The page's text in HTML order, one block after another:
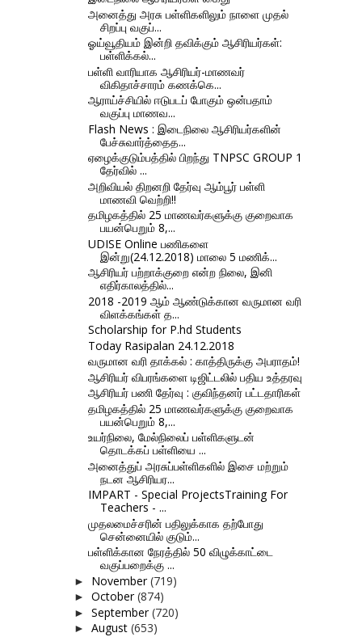
அனைத்து அரசு பள்ளிகளிலும் நாளை முதல்
சிறப்பு வகுப்...
ஓய்வூதியம் இன்றி தவிக்கும் ஆசிரியர்கள்:
பள்ளிக்கல்...
பள்ளி வாரியாக ஆசிரியர்-மாணவர்
விகிதாச்சாரம் கணக்கெ...
ஆராய்ச்சியில் ஈடுபடப் போகும் ஒன்பதாம்
வகுப்பு மாணவ...
Flash News : இடைநிலை ஆசிரியர்களின்
பேச்சுவார்த்தைத...
ஏழைக்குடும்பத்தில் பிறந்து TNPSC GROUP 1
தேர்வில் ...
அறிவியல் திறனறி தேர்வு ஆம்பூர் பள்ளி
மாணவி வெற்றி!!
தமிழகத்தில் 25 மாணவர்களுக்கு குறைவாக
பயன்பெறும் 8,...
UDISE Online பணிகளை
இன்று(24.12.2018) மாலை 5 மணிக்...
ஆசிரியர் பற்றாக்குறை என்ற நிலை, இனி
எதிர்காலத்தில்...
2018 -2019 ஆம் ஆண்டுக்கான வருமான வரி
விளக்கங்கள் த...
Scholarship for P.hd Students
Today Rasipalan 24.12.2018
வருமான வரி தாக்கல் : காத்திருக்கு அபராதம்!
ஆசிரியர் விபரங்களை டிஜிட்டலில் பதிய உத்தரவு
ஆசிரியர் பணி தேர்வு : குவிந்தனர் பட்டதாரிகள்
தமிழகத்தில் 25 மாணவர்களுக்கு குறைவாக
பயன்பெறும் 8,...
உயர்நிலை, மேல்நிலைப் பள்ளிகளுடன்
தொடக்கப் பள்ளியை ...
அனைத்துப் அரசுப்பள்ளிகளில் இசை மற்றும்
நடன ஆசிரியர...
IMPART - Special ProjectsTraining For
Teachers - ...
முதலமைச்சரின் பதிலுக்காக தற்போது
சென்னையில் குடும்...
பள்ளிக்கான நேரத்தில் 50 விழுக்காட்டை
வகுப்பறைக்கு ...
► November(719)
► October(874)
► September(720)
► August (653)